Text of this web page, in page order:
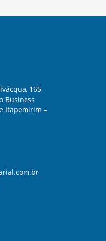
165,
Business
Itapemirim –